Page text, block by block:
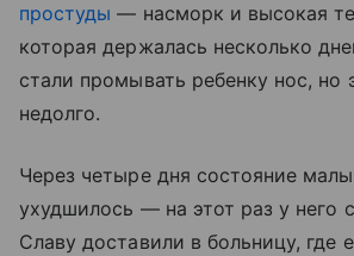
простуды — насморк и высокая
которая держалась несколько
стали промывать ребенку нос, но
недолго.
Через четыре дня состояние
ухудшилось — на этот раз у него
Славу доставили в больницу, где